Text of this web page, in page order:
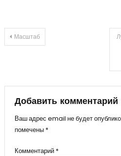
Навигация
записям
Масштаб
Добавить комментарий
Ваш адрес email не будет
помечены *
Комментарий *